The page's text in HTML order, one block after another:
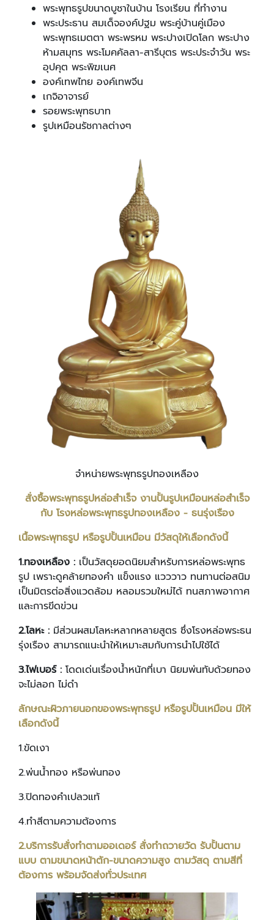
พระพุทธรูปขนาดบูชาในบ้าน โรงเรียน ที่ทำงาน
พระประธาน สมเด็จองค์ปฐม พระคู่บ้านคู่เมือง
พระพุทธเมตตา พระพรหม พระปางเปิดโลก พระปาง
ห้ามสมุทร พระโมคคัลลา-สารีบุตร พระประจำวัน พระ
อุปคุต พระพิฆเนศ
องค์เทพไทย องค์เทพจีน
เกจิอาจารย์
รอยพระพุทธบาท
รูปเหมือนรัชกาลต่างๆ
จำหน่ายพระพุทธรูปทองเหลือง
สั่งซื้อพระพุทธรูปหล่อสำเร็จ งานปั้นรูปเหมือนหล่อสำเร็จ
กับ โรงหล่อพระพุทธรูปทองเหลือง - ธนรุ่งเรือง
เนื้อพระพุทธรูป หรือรูปปั้นเหมือน มีวัสดุให้เลือกดังนี้
1.ทองเหลือง : เป็นวัสดุยอดนิยมสำหรับการหล่อพระพุทธ
รูป เพราะดูคล้ายทองคำ แข็งแรง แวววาว ทนทานต่อสนิม
เป็นมิตรต่อสิ่งแวดล้อม หลอมรวมใหม่ได้ ทนสภาพอากาศ
และการขีดข่วน
2.โลหะ : มีส่วนผสมโลหะหลากหลายสูตร ซึ่งโรงหล่อพระธน
รุ่งเรือง สามารถแนะนำให้เหมาะสมกับการนำไปใช้ได้
3.ไฟเบอร์ : โดดเด่นเรื่องน้ำหนักที่เบา นิยมพ่นทับด้วยทอง
จะไม่ลอก ไม่ดำ
ลักษณะผิวภายนอกของพระพุทธรูป หรือรูปปั้นเหมือน มีให้
เลือกดังนี้
1.ขัดเงา
2.พ่นน้ำทอง หรือพ่นทอง
3.ปิดทองคำเปลวแท้
4.ทำสีตามความต้องการ
2.บริการรับสั่งทำตามออเดอร์ สั่งทำถวายวัด รับปั้นตาม
แบบ ตามขนาดหน้าตัก-ขนาดความสูง ตามวัสดุ ตามสีที่
ต้องการ พร้อมจัดส่งทั่วประเทศ